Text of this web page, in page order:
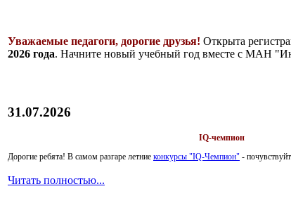
Уважаемые педагоги, дорогие друзья! Открыта
2026 года. Начните новый учебный год вместе с МАН
31.07.2026
IQ-чемпион
Дорогие ребята! В самом разгаре летние конкурсы "IQ-Чемпион" -
Читать полностью...